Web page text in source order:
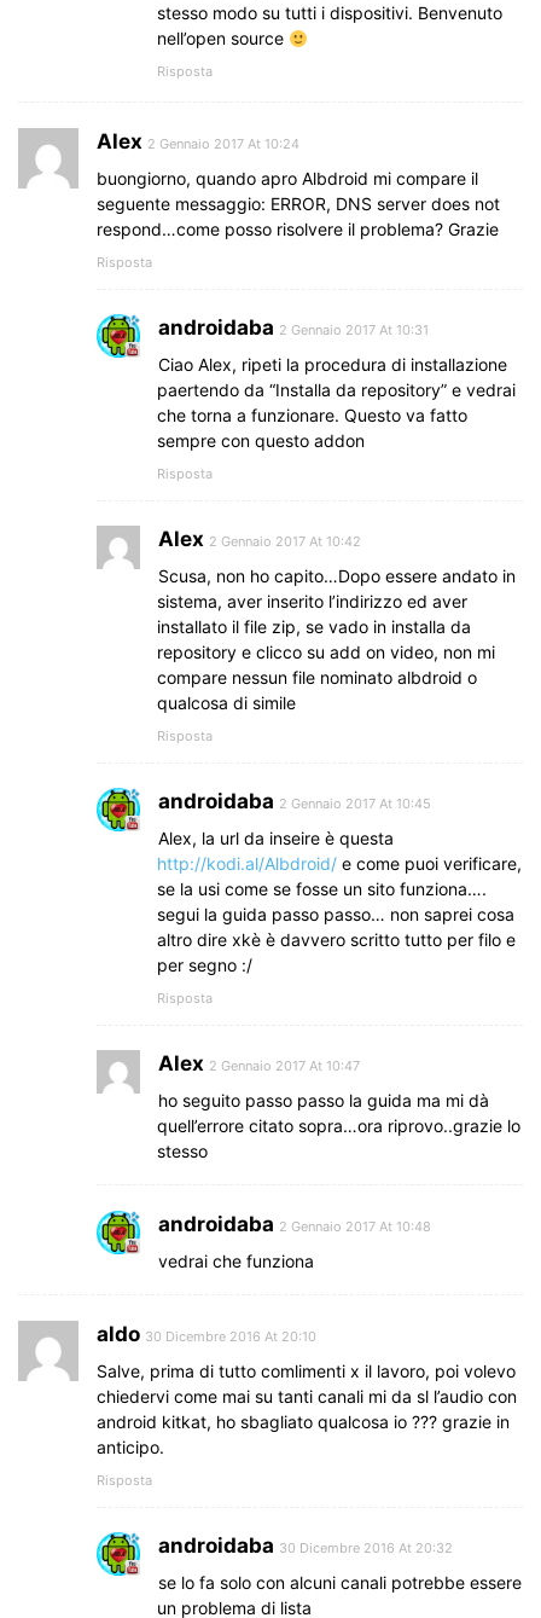
stesso modo su tutti i dispositivi. Benvenuto
nell’open source
Risposta
Alex 2 Gennaio 2017 At 10:24
buongiorno, quando apro Albdroid mi compare il
seguente messaggio: ERROR, DNS server does not
respond…come posso risolvere il problema? Grazie
Risposta
androidaba 2 Gennaio 2017 At 10:31
Ciao Alex, ripeti la procedura di installazione
paertendo da “Installa da repository” e vedrai
che torna a funzionare. Questo va fatto
sempre con questo addon
Risposta
Alex 2 Gennaio 2017 At 10:42
Scusa, non ho capito…Dopo essere andato in
sistema, aver inserito l’indirizzo ed aver
installato il file zip, se vado in installa da
repository e clicco su add on video, non mi
compare nessun file nominato albdroid o
qualcosa di simile
Risposta
androidaba 2 Gennaio 2017 At 10:45
Alex, la url da inseire è questa
http://kodi.al/Albdroid/ e come puoi verificare,
se la usi come se fosse un sito funziona….
segui la guida passo passo… non saprei cosa
altro dire xkè è davvero scritto tutto per filo e
per segno :/
Risposta
Alex 2 Gennaio 2017 At 10:47
ho seguito passo passo la guida ma mi dà
quell’errore citato sopra…ora riprovo..grazie lo
stesso
androidaba 2 Gennaio 2017 At 10:48
vedrai che funziona
aldo 30 Dicembre 2016 At 20:10
Salve, prima di tutto comlimenti x il lavoro, poi volevo
chiedervi come mai su tanti canali mi da sl l’audio con
android kitkat, ho sbagliato qualcosa io ??? grazie in
anticipo.
Risposta
androidaba 30 Dicembre 2016 At 20:32
se lo fa solo con alcuni canali potrebbe essere
un problema di lista